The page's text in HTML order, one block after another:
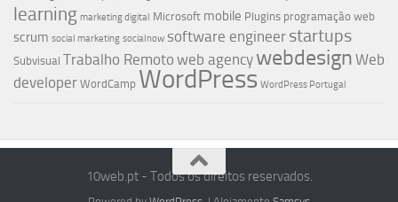
learning marketing digital Microsoft mobile Plugins programação web
scrum social marketing socialnow software engineer startups
Subvisual Trabalho Remoto web agency webdesign Web
developer WordCamp WordPress WordPress Portugal
10web.pt - Todos os direitos reservados.